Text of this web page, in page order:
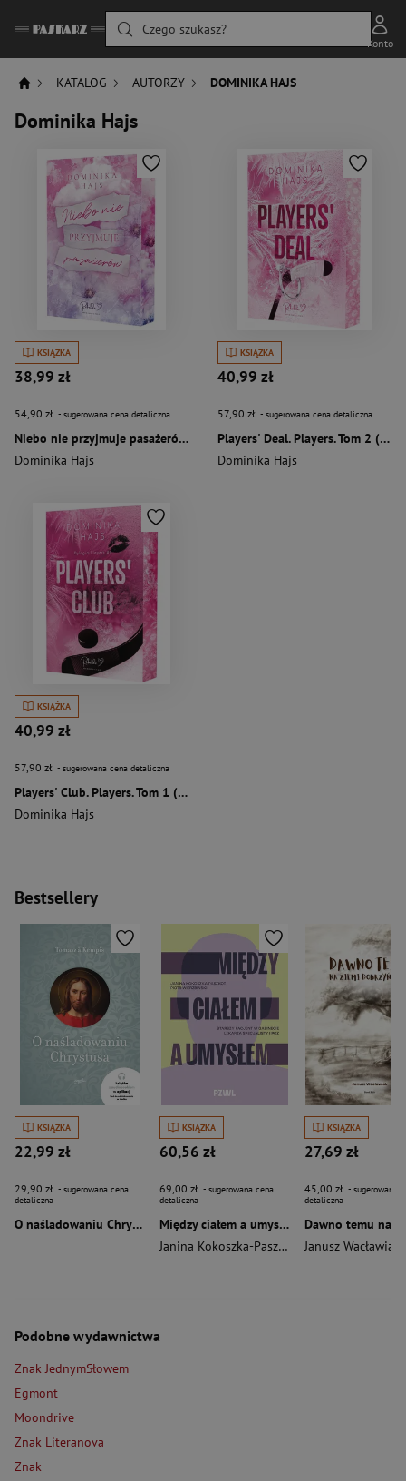
Czego szukasz?
Konto
KATALOG AUTORZY DOMINIKA HAJS
Dominika Hajs
KSIĄŻKA
38,99 zł
54,90 zł - sugerowana cena detaliczna
Niebo nie przyjmuje pasażerów (ilustrowane brzegi)
Dominika Hajs
KSIĄŻKA
40,99 zł
57,90 zł - sugerowana cena detaliczna
Players' Deal. Players. Tom 2 (ilustrowane brzegi)
Dominika Hajs
KSIĄŻKA
40,99 zł
57,90 zł - sugerowana cena detaliczna
Players' Club. Players. Tom 1 (ilustrowane brzegi)
Dominika Hajs
Bestsellery
KSIĄŻKA
22,99 zł
29,90 zł - sugerowana cena
detaliczna
O naśladowaniu Chrystusa wyd. 2026
KSIĄŻKA
60,56 zł
69,00 zł - sugerowana cena
detaliczna
Między ciałem a umysłem
Janina Kokoszka-Paszkot
Piotr Wierzbiński
KSIĄŻKA
27,69 zł
45,00 zł - sugerowana
detaliczna
Janusz Wacławiak
Podobne wydawnictwa
Znak JednymSłowem
Egmont
Moondrive
Znak Literanova
Znak